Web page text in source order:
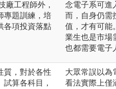
廠工程師外，
專題訓練，培
各項投資落點
念電子系可進
而，自身仍需
值，才有可能
業生也是市場
也都需要電子
質，對於各性
算各科目，
大眾常誤以為
看法實際上僅